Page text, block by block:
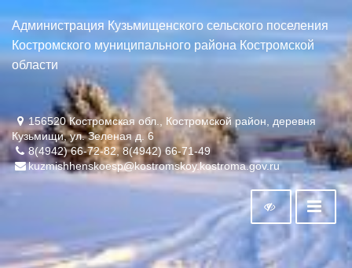
Администрация Кузьмищенского сельского поселения
Костромского муниципального района Костромской
области
156520 Костромская обл., Костромской район, деревня
Кузьмищи, ул. Зеленая д. 6
8(4942) 66-72-82, 8(4942) 66-71-49
kuzmishhenskoesp@kostromskoy.kostroma.gov.ru